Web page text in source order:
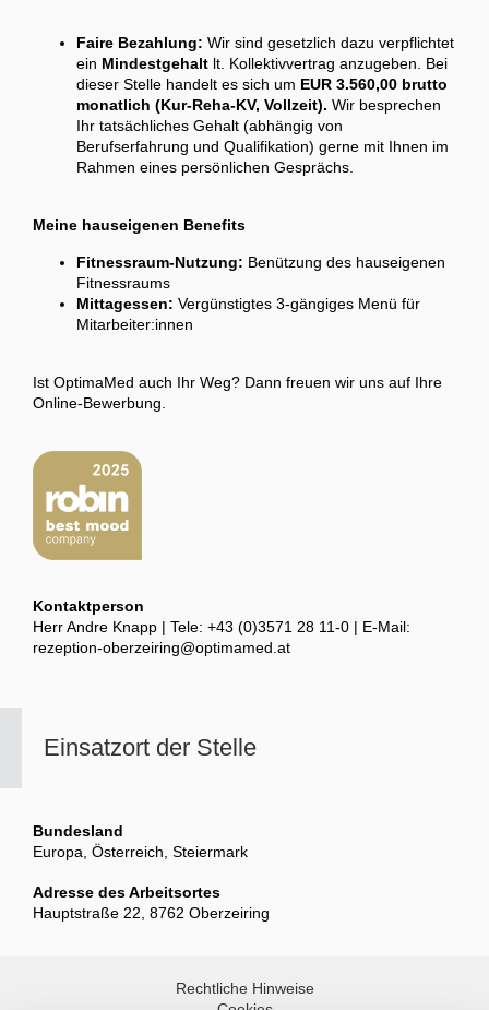
Faire Bezahlung: Wir sind gesetzlich dazu verpflichtet
ein Mindestgehalt lt. Kollektivvertrag anzugeben. Bei
dieser Stelle handelt es sich um EUR 3.560,00 brutto
monatlich (Kur-Reha-KV, Vollzeit). Wir besprechen
Ihr tatsächliches Gehalt (abhängig von
Berufserfahrung und Qualifikation) gerne mit Ihnen im
Rahmen eines persönlichen Gesprächs.
Meine hauseigenen Benefits
Fitnessraum-Nutzung: Benützung des hauseigenen
Fitnessraums
Mittagessen: Vergünstigtes 3-gängiges Menü für
Mitarbeiter:innen
Ist OptimaMed auch Ihr Weg? Dann freuen wir uns auf Ihre
Online-Bewerbung.
Kontaktperson
Herr Andre Knapp | Tele: +43 (0)3571 28 11-0 | E-Mail:
rezeption-oberzeiring@optimamed.at
Einsatzort der Stelle
Bundesland
Europa, Österreich, Steiermark
Adresse des Arbeitsortes
Hauptstraße 22, 8762 Oberzeiring
Rechtliche Hinweise